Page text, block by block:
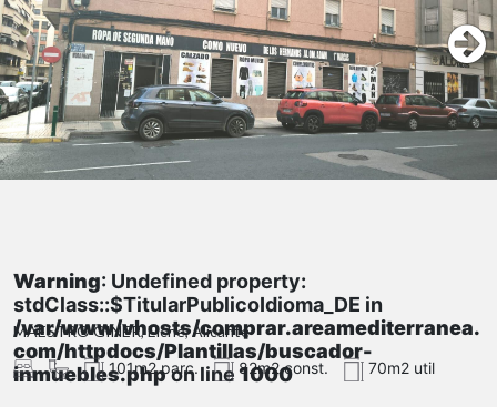
Warning: Undefined property:
stdClass::$TitularPublicoIdioma_DE in
/var/www/vhosts/comprar.areamediterranea.
com/httpdocs/Plantillas/buscador-
inmuebles.phpon line 1000
MAESTRO GINER, Elche, Alicante
101m2 parc.
82m2 const. 70m2 util